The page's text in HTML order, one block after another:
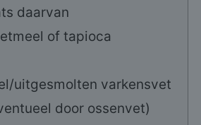
daarvan
of tapioca
uitgesmolten varkensvet
door ossenvet)